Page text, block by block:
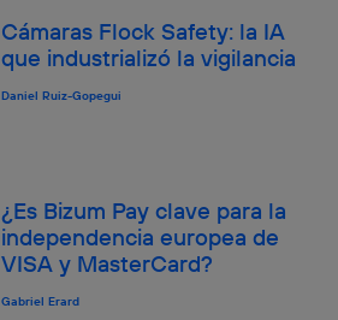
Cámaras Flock Safety: la IA
que industrializó la vigilancia
Daniel Ruiz-Gopegui
¿Es Bizum Pay clave para la
independencia europea de
VISA y MasterCard?
Gabriel Erard